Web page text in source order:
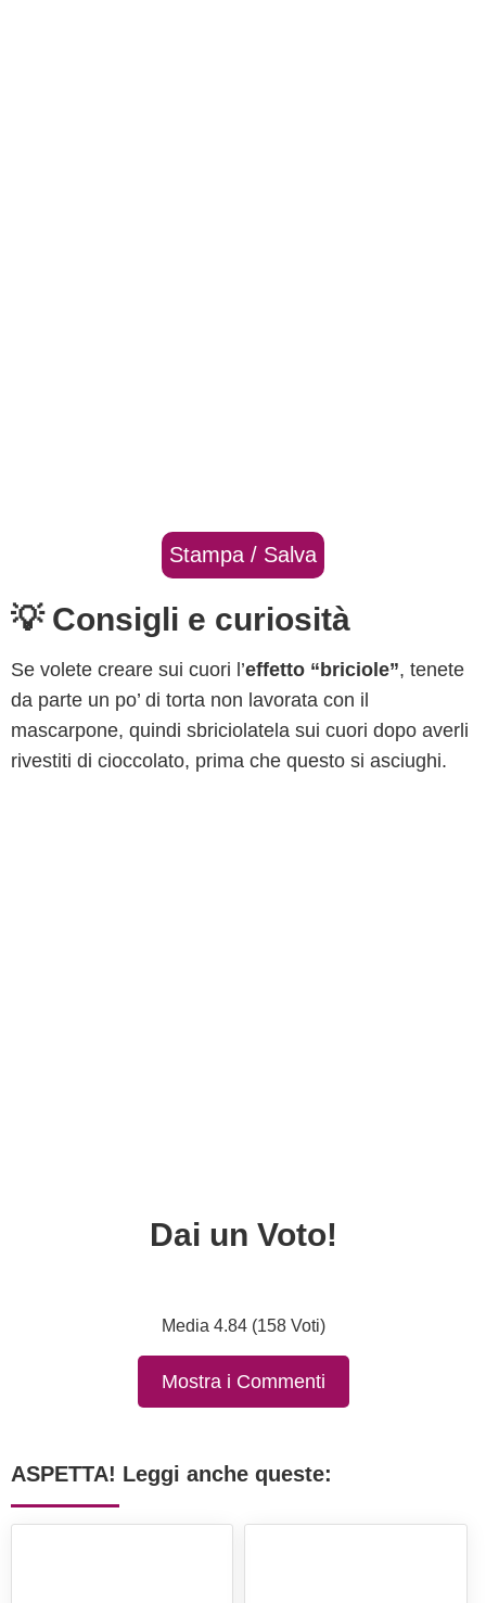
Stampa / Salva
💡 Consigli e curiosità
Se volete creare sui cuori l’effetto “briciole”, tenete
da parte un po’ di torta non lavorata con il
mascarpone, quindi sbriciolatela sui cuori dopo averli
rivestiti di cioccolato, prima che questo si asciughi.
Dai un Voto!
Media 4.84 (158 Voti)
Mostra i Commenti
ASPETTA! Leggi anche queste: